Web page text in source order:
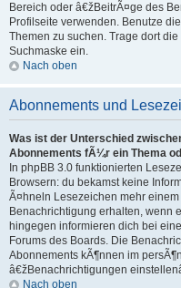
Bereich oder â€žBeitrÃ¤ge des
Profilseite verwenden. Benutze
Themen zu suchen. Trage dort
Suchmaske ein.
Nach oben
Abonnements und
Was ist der Unterschied
Abonnements fÃ¼r ein Thema
In phpBB 3.0 funktionierten
Browsern: du bekamst keine
Ã¤hneln Lesezeichen mehr
Benachrichtigung erhalten, wenn
hingegen informieren dich bei
Forums des Boards. Die
Abonnements kÃ¶nnen im
â€žBenachrichtigungen
Nach oben